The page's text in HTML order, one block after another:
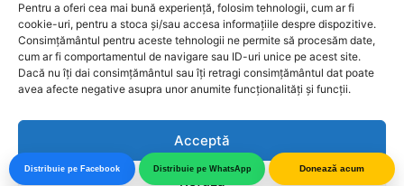
Pentru a oferi cea mai bună experiență, folosim tehnologii, cum ar fi
cookie-uri, pentru a stoca și/sau accesa informațiile despre dispozitive.
Consimțământul pentru aceste tehnologii ne permite să procesăm date,
cum ar fi comportamentul de navigare sau ID-uri unice pe acest site.
Dacă nu îți dai consimțământul sau îți retragi consimțământul dat poate
avea afecte negative asupra unor anumite funcționalități și funcții.
Acceptă
Distribuie pe Facebook Distribuie pe WhatsApp Donează acum
+40 745 871 547
+40 756 461 659
contact@misiuneabucovina.org
Politica de Confidențialitate